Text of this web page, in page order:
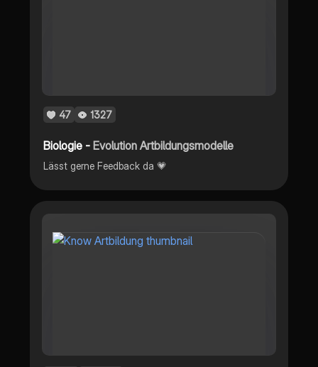
47 1327
Biologie -Evolution Artbildungsmodelle
Lässt gerne Feedback da 💗